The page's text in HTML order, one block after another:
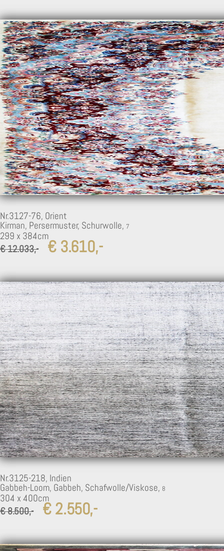
Nr.3127-76, Orient
Kirman, Persermuster, Schurwolle,
299 x 384cm
€ 12.033,-
€ 3.610,-
Nr.3125-218, Indien
Gabbeh-Loom, Gabbeh, Schafwolle/Viskose,
304 x 400cm
€ 8.500,-
€ 2.550,-